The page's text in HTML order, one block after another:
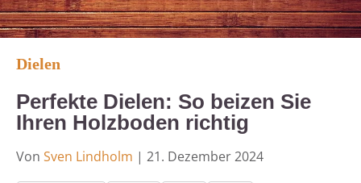
Dielen
Perfekte Dielen: So beizen Sie
Ihren Holzboden richtig
Von Sven Lindholm | 21. Dezember 2024